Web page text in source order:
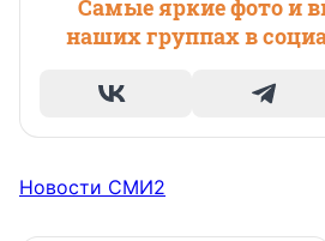
Самые яркие фото и
наших группах в
Новости СМИ2